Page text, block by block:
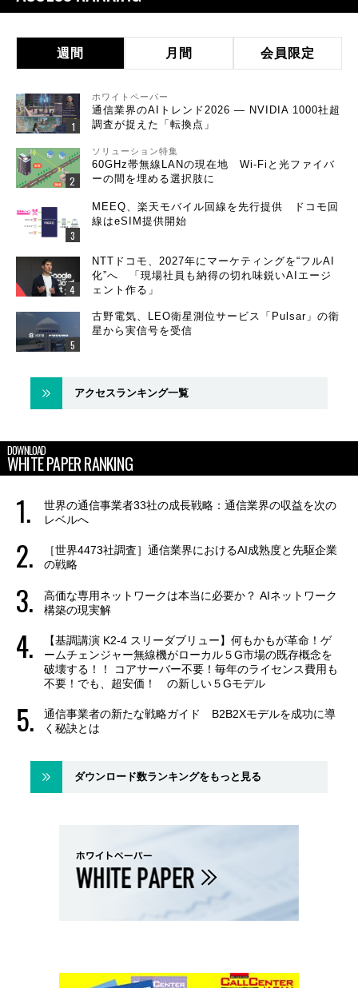
週間 月間 会員限定
ホワイトペーパー
通信業界のAIトレンド2026 ― NVIDIA 1000社超
調査が捉えた「転換点」
ソリューション特集
60GHz帯無線LANの現在地 Wi-Fiと光ファイバ
ーの間を埋める選択肢に
MEEQ、楽天モバイル回線を先行提供 ドコモ回
線はeSIM提供開始
NTTドコモ、2027年にマーケティングを“フルAI
化”へ 「現場社員も納得の切れ味鋭いAIエージ
ェント作る」
古野電気、LEO衛星測位サービス「Pulsar」の衛
星から実信号を受信
アクセスランキング一覧
DOWNLOAD
WHITE PAPER RANKING
世界の通信事業者33社の成長戦略：通信業界の収益を次の
レベルへ
［世界4473社調査］通信業界におけるAI成熟度と先駆企業
の戦略
高価な専用ネットワークは本当に必要か？ AIネットワーク
構築の現実解
【基調講演 K2-4 スリーダブリュー】何もかもが革命！ゲ
ームチェンジャー無線機がローカル５G市場の既存概念を
破壊する！！ コアサーバー不要！毎年のライセンス費用も
不要！でも、超安価！ の新しい５Gモデル
通信事業者の新たな戦略ガイド B2B2Xモデルを成功に導
く秘訣とは
ダウンロード数ランキングをもっと見る